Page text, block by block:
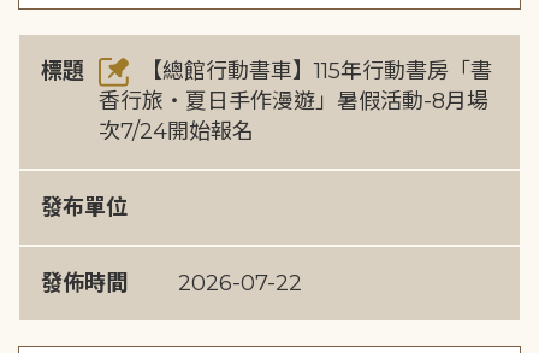
標題
【總館行動書車】115年行動書房「書
香行旅・夏日手作漫遊」暑假活動-8月場
次7/24開始報名
發布單位
發佈時間 2026-07-22